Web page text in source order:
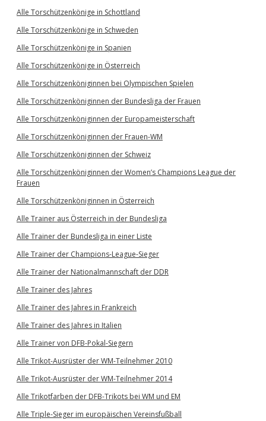
Alle Torschützenkönige in Schottland
Alle Torschützenkönige in Schweden
Alle Torschützenkönige in Spanien
Alle Torschützenkönige in Österreich
Alle Torschützenköniginnen bei Olympischen Spielen
Alle Torschützenköniginnen der Bundesliga der Frauen
Alle Torschützenköniginnen der Europameisterschaft
Alle Torschützenköniginnen der Frauen-WM
Alle Torschützenköniginnen der Schweiz
Alle Torschützenköniginnen der Women’s Champions League der
Frauen
Alle Torschützenköniginnen in Österreich
Alle Trainer aus Österreich in der Bundesliga
Alle Trainer der Bundesliga in einer Liste
Alle Trainer der Champions-League-Sieger
Alle Trainer der Nationalmannschaft der DDR
Alle Trainer des Jahres
Alle Trainer des Jahres in Frankreich
Alle Trainer des Jahres in Italien
Alle Trainer von DFB-Pokal-Siegern
Alle Trikot-Ausrüster der WM-Teilnehmer 2010
Alle Trikot-Ausrüster der WM-Teilnehmer 2014
Alle Trikotfarben der DFB-Trikots bei WM und EM
Alle Triple-Sieger im europäischen Vereinsfußball